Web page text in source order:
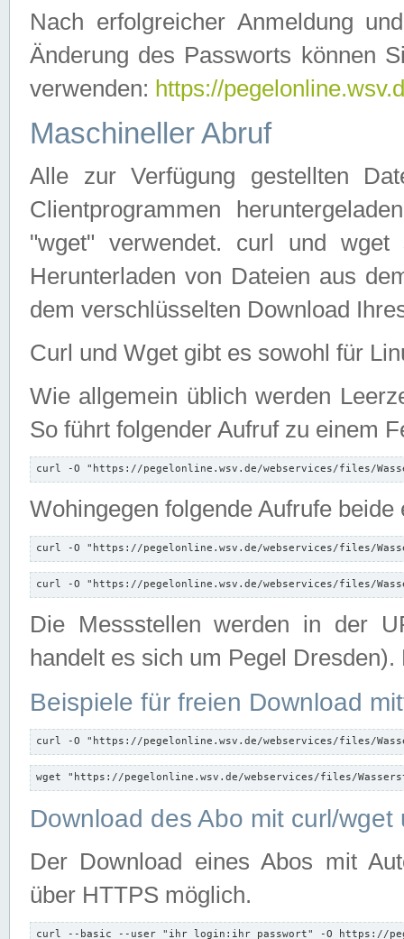
Nach erfolgreicher Anmeldung
Änderung des Passworts können
verwenden: https://
Maschineller Abruf
Alle zur Verfügung gestellten
Clientprogrammen
"wget" verwendet. curl und wget
Herunterladen von Dateien aus
dem verschlüsselten Download
Curl und Wget gibt es sowohl für
Wie allgemein üblich werden
So führt folgender Aufruf zu einem
curl -O "https://pegelonline.wsv.de/webservices/files/
Wohingegen folgende Aufrufe beide
curl -O "https://pegelonline.wsv.de/webservices/files/
curl -O "https://pegelonline.wsv.de/webservices/files/
Die Messstellen werden in der
handelt es sich um Pegel
Beispiele für freien Download
curl -O "https://pegelonline.wsv.de/webservices/files/
wget "https://pegelonline.wsv.de/webservices/files/
Download des Abo mit curl/
Der Download eines Abos mit
über HTTPS möglich.
curl --basic --user "ihr_login:ihr_passwort" -O https://